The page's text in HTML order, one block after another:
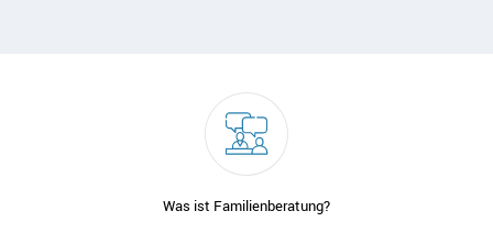
Was ist Familienberatung?